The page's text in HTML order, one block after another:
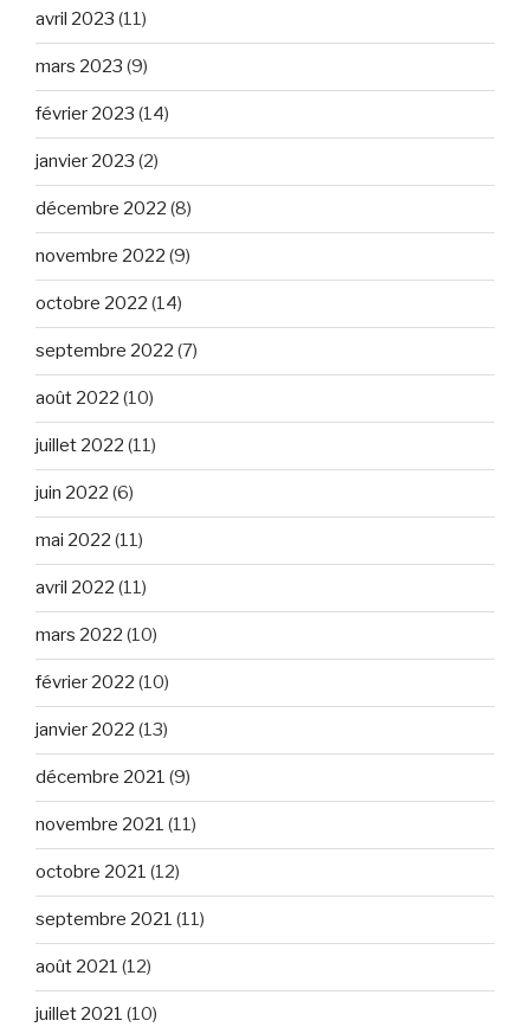
avril 2023 (11)
mars 2023 (9)
février 2023 (14)
janvier 2023 (2)
décembre 2022 (8)
novembre 2022 (9)
octobre 2022 (14)
septembre 2022 (7)
août 2022 (10)
juillet 2022 (11)
juin 2022 (6)
mai 2022 (11)
avril 2022 (11)
mars 2022 (10)
février 2022 (10)
janvier 2022 (13)
décembre 2021 (9)
novembre 2021 (11)
octobre 2021 (12)
septembre 2021 (11)
août 2021 (12)
juillet 2021 (10)